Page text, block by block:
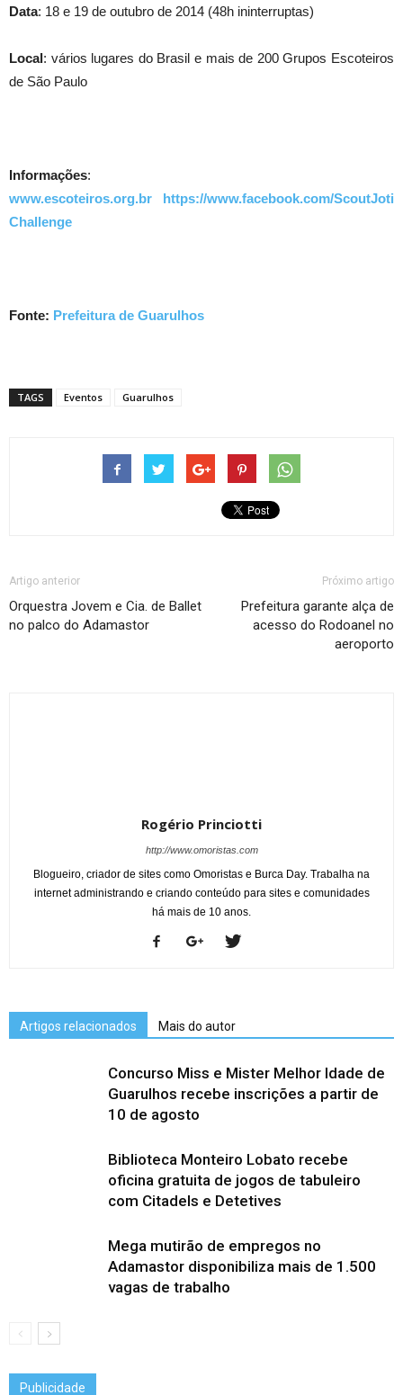
Data: 18 e 19 de outubro de 2014 (48h ininterruptas)
Local: vários lugares do Brasil e mais de 200 Grupos Escoteiros
de São Paulo
Informações:
www.escoteiros.org.br
https://www.facebook.com/ScoutJoti
Challenge
Fonte: Prefeitura de Guarulhos
TAGS Eventos Guarulhos
Artigo anterior
Orquestra Jovem e Cia. de Ballet
no palco do Adamastor
Próximo artigo
Prefeitura garante alça de
acesso do Rodoanel no
aeroporto
Rogério Princiotti
http://www.omoristas.com
Blogueiro, criador de sites como Omoristas e Burca Day. Trabalha na
internet administrando e criando conteúdo para sites e comunidades
há mais de 10 anos.
Artigos relacionados Mais do autor
Concurso Miss e Mister Melhor Idade de
Guarulhos recebe inscrições a partir de
10 de agosto
Biblioteca Monteiro Lobato recebe
oficina gratuita de jogos de tabuleiro
com Citadels e Detetives
Mega mutirão de empregos no
Adamastor disponibiliza mais de 1.500
vagas de trabalho
Publicidade